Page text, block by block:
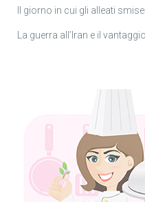
Il giorno in cui gli alleati
La guerra all’Iran e il